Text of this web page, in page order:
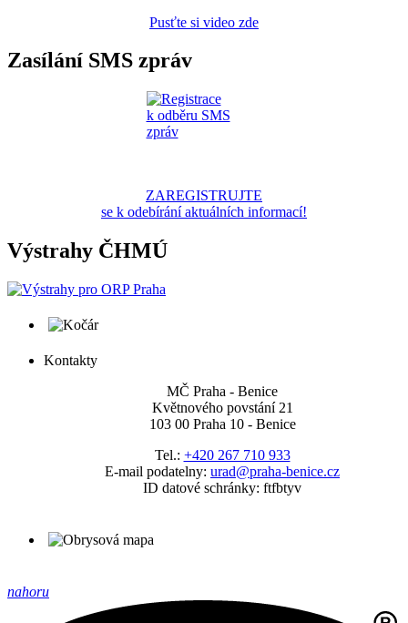
Pusťte si video zde
Zasílání SMS zpráv
ZAREGISTRUJTE
se k odebírání aktuálních informací!
Výstrahy ČHMÚ
Kontakty
MČ Praha - Benice
Květnového povstání 21
103 00 Praha 10 - Benice
Tel.: +420 267 710 933
E-mail podatelny: urad@praha-benice.cz
ID datové schránky: ftfbtyv
nahoru